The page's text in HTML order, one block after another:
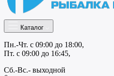
Каталог
Пн.-Чт. с 09:00 до 18:00,
Пт. с 09:00 до 16:45,
Сб.-Вс.- выходной